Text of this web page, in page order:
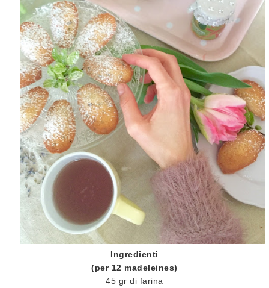
Ingredienti
(per 12 madeleines)
45 gr di farina